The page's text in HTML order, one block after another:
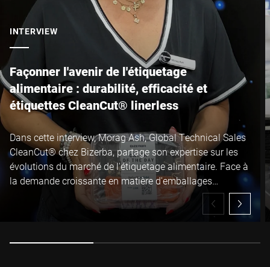
INTERVIEW
Façonner l'avenir de l'étiquetage
alimentaire : durabilité, efficacité et
étiquettes CleanCut® linerless
Dans cette interview, Morag Ash, Global Technical Sales
CleanCut® chez Bizerba, partage son expertise sur les
évolutions du marché de l'étiquetage alimentaire. Face à
la demande croissante en matière d'emballages
durables et de technologies linerless, elle explique
comment les étiquettes linerless CleanCut® de Bizerba